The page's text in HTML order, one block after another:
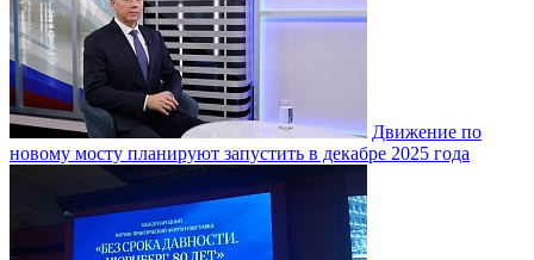
Движение по
новому мосту планируют запустить в декабре 2025 года